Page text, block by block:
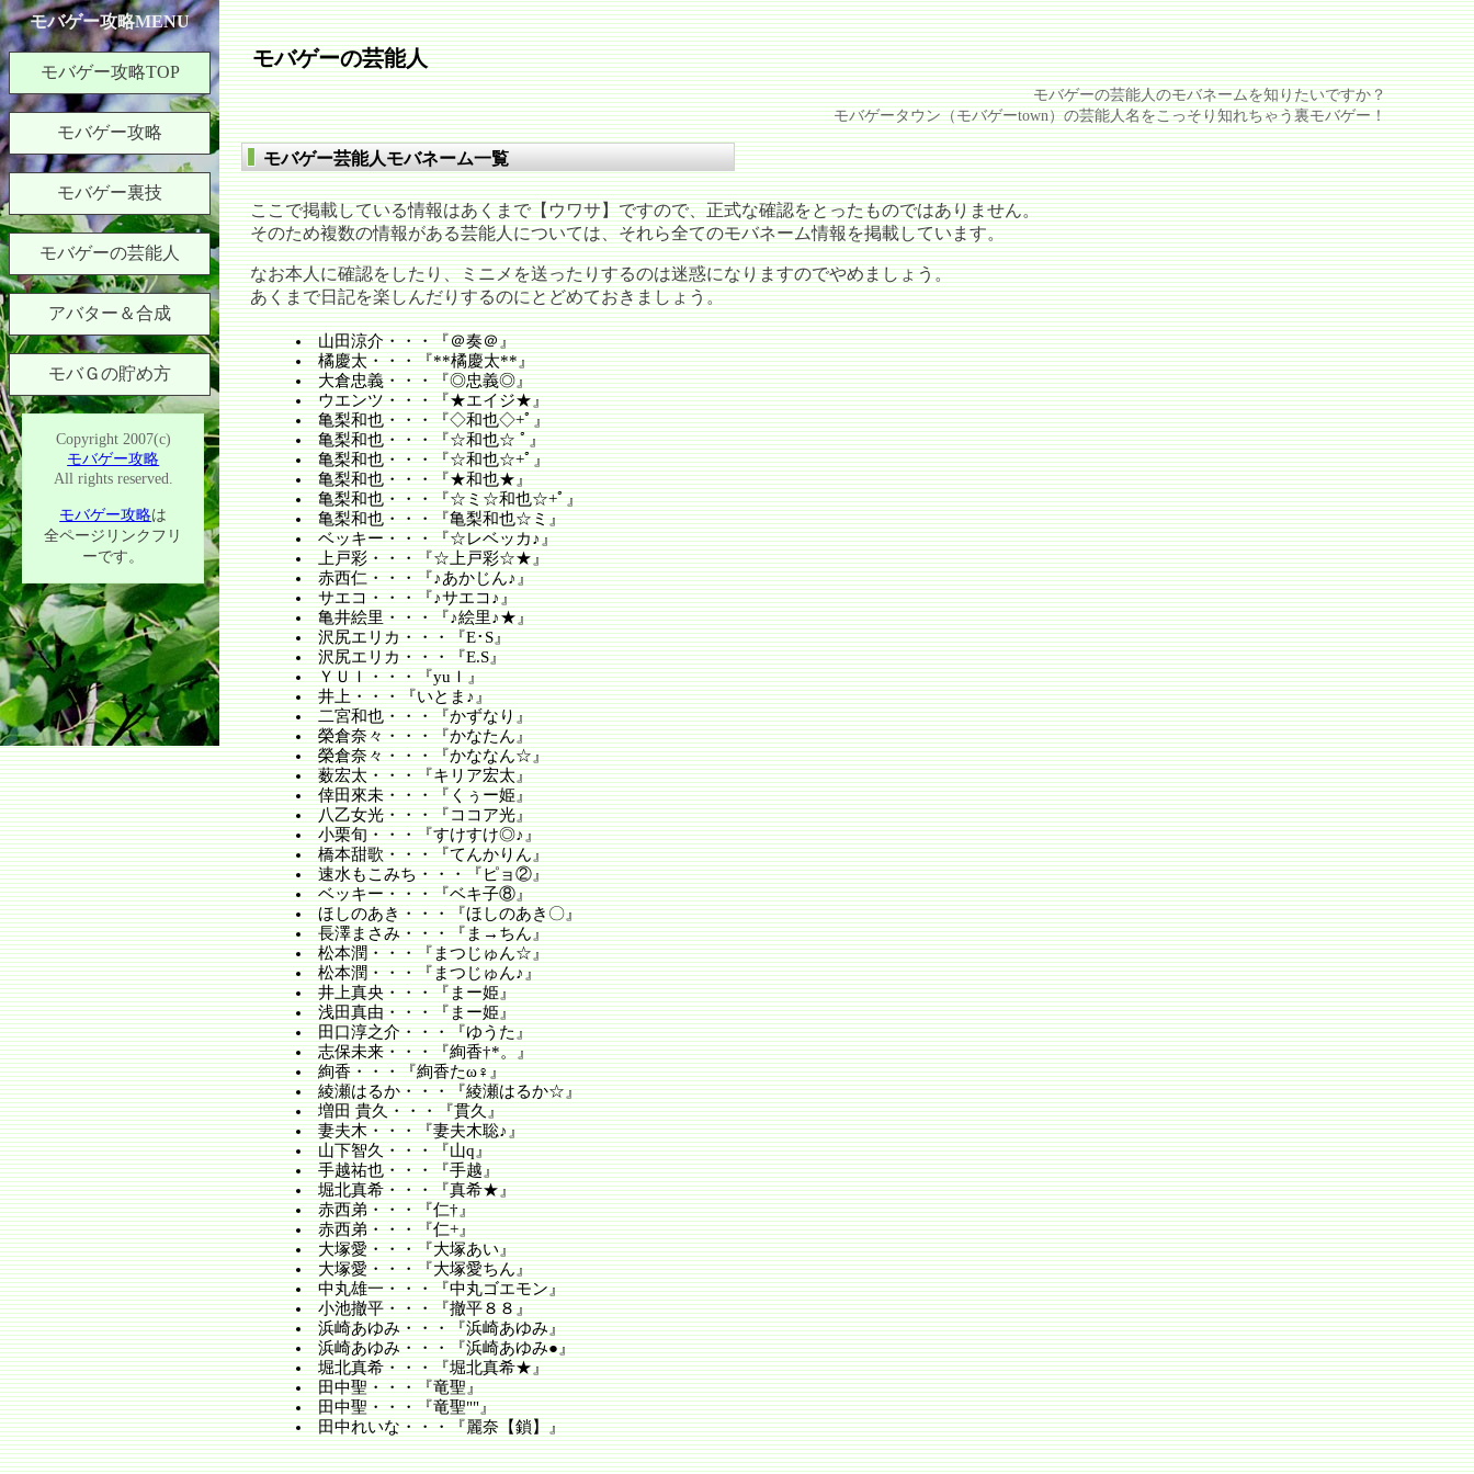
モバゲーの芸能人
モバゲーの芸能人のモバネームを知りたいですか？
モバゲータウン（モバゲーtown）の芸能人名をこっそり知れちゃう裏モバゲー！
モバゲー芸能人モバネーム一覧
ここで掲載している情報はあくまで【ウワサ】ですので、正式な確認をとったものではありません。
そのため複数の情報がある芸能人については、それら全てのモバネーム情報を掲載しています。
なお本人に確認をしたり、ミニメを送ったりするのは迷惑になりますのでやめましょう。
あくまで日記を楽しんだりするのにとどめておきましょう。
山田涼介・・・『＠奏＠』
橘慶太・・・『**橘慶太**』
大倉忠義・・・『◎忠義◎』
ウエンツ・・・『★エイジ★』
亀梨和也・・・『◇和也◇+ﾟ』
亀梨和也・・・『☆和也☆ ﾟ』
亀梨和也・・・『☆和也☆+ﾟ』
亀梨和也・・・『★和也★』
亀梨和也・・・『☆ミ☆和也☆+ﾟ』
亀梨和也・・・『亀梨和也☆ミ』
ベッキー・・・『☆レベッカ♪』
上戸彩・・・『☆上戸彩☆★』
赤西仁・・・『♪あかじん♪』
サエコ・・・『♪サエコ♪』
亀井絵里・・・『♪絵里♪★』
沢尻エリカ・・・『E･S』
沢尻エリカ・・・『E.S』
ＹＵＩ・・・『yuＩ』
井上・・・『いとま♪』
二宮和也・・・『かずなり』
榮倉奈々・・・『かなたん』
榮倉奈々・・・『かななん☆』
薮宏太・・・『キリア宏太』
倖田來未・・・『くぅー姫』
八乙女光・・・『ココア光』
小栗旬・・・『すけすけ◎♪』
橋本甜歌・・・『てんかりん』
速水もこみち・・・『ピョ②』
ベッキー・・・『ベキ子⑧』
ほしのあき・・・『ほしのあき〇』
長澤まさみ・・・『ま→ちん』
松本潤・・・『まつじゅん☆』
松本潤・・・『まつじゅん♪』
井上真央・・・『まー姫』
浅田真由・・・『まー姫』
田口淳之介・・・『ゆうた』
志保未来・・・『絢香†*。』
絢香・・・『絢香たω♀』
綾瀬はるか・・・『綾瀬はるか☆』
増田 貴久・・・『貫久』
妻夫木・・・『妻夫木聡♪』
山下智久・・・『山q』
手越祐也・・・『手越』
堀北真希・・・『真希★』
赤西弟・・・『仁†』
赤西弟・・・『仁+』
大塚愛・・・『大塚あい』
大塚愛・・・『大塚愛ちん』
中丸雄一・・・『中丸ゴエモン』
小池撤平・・・『撤平８８』
浜崎あゆみ・・・『浜崎あゆみ』
浜崎あゆみ・・・『浜崎あゆみ●』
堀北真希・・・『堀北真希★』
田中聖・・・『竜聖』
田中聖・・・『竜聖""』
田中れいな・・・『麗奈【鎖】』
モバゲー攻略MENU
モバゲー攻略TOP
モバゲー攻略
モバゲー裏技
モバゲーの芸能人
アバター＆合成
モバＧの貯め方
Copyright 2007(c)
モバゲー攻略
All rights reserved.
モバゲー攻略は
全ページリンクフリ
ーです。